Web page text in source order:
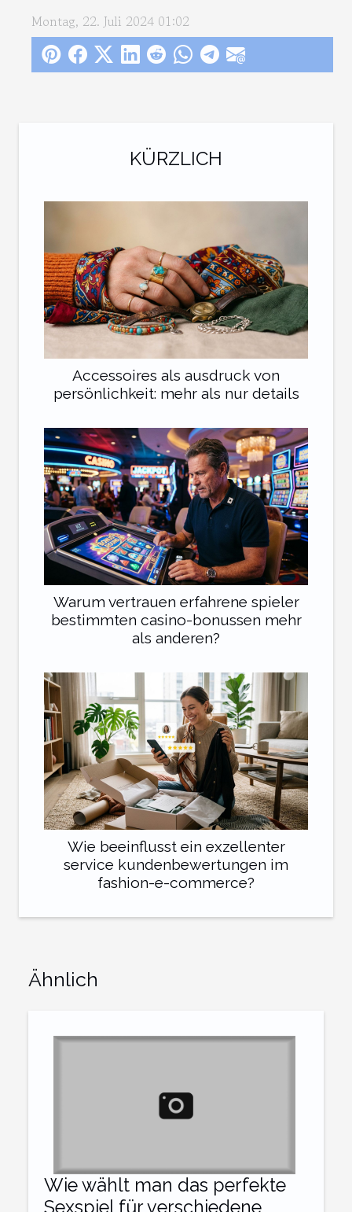
KÜRZLICH
Accessoires als ausdruck von
persönlichkeit: mehr als nur details
Warum vertrauen erfahrene spieler
bestimmten casino-bonussen mehr
als anderen?
Wie beeinflusst ein exzellenter
service kundenbewertungen im
fashion-e-commerce?
Montag, 22. Juli 2024 01:02
Ähnlich
Wie wählt man das perfekte
Sexspiel für verschiedene